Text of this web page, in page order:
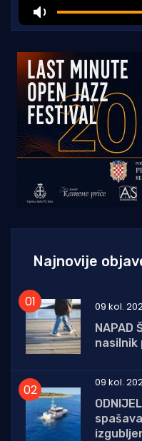
Najnovije
09 kol.
NAPAD
nasilnik
09 kol.